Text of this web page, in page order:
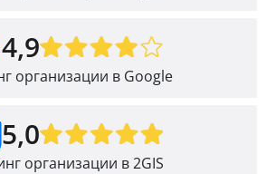
4,9
организации в Google
5,0
организации в 2GIS